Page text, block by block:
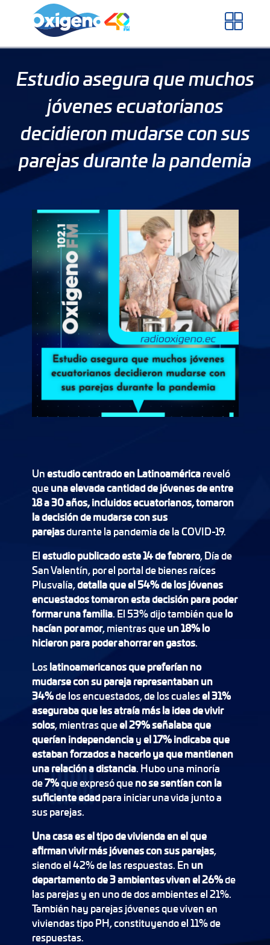
Estudio asegura que muchos
jóvenes ecuatorianos
decidieron mudarse con sus
parejas durante la pandemia
Unestudio centrado en Latinoaméricareveló
queuna elevada cantidad de jóvenes de entre
18 a 30 años, incluidos ecuatorianos, tomaron
la decisión de mudarse con sus
parejasdurante la pandemia de la COVID-19.
Elestudio publicado este 14 de febrero, Día de
San Valentín, por el portal de bienes raíces
Plusvalía,detalla que el 54% de los jóvenes
encuestados tomaron esta decisión para poder
formar una familia. El 53% dijo también quelo
hacían por amor, mientras queun 18% lo
hicieron para poder ahorrar en gastos.
Loslatinoamericanos que preferían no
mudarse con su pareja representaban un
34%de los encuestados, de los cualesel 31%
aseguraba que les atraía más la idea de vivir
solos, mientras queel 29% señalaba que
querían independenciayel 17% indicaba que
estaban forzados a hacerlo ya que mantienen
una relación a distancia. Hubo una minoría
de7%que expresó queno se sentían con la
suficiente edadpara iniciar una vida junto a
sus parejas.
Una casa es el tipo de vivienda en el que
afirman vivir más jóvenes con sus parejas,
siendo el 42% de las respuestas. En un
departamento de 3 ambientes viven el 26%de
las parejas y en uno de dos ambientes el 21%.
También hay parejas jóvenes que viven en
viviendas tipo PH, constituyendo el 11% de
respuestas.